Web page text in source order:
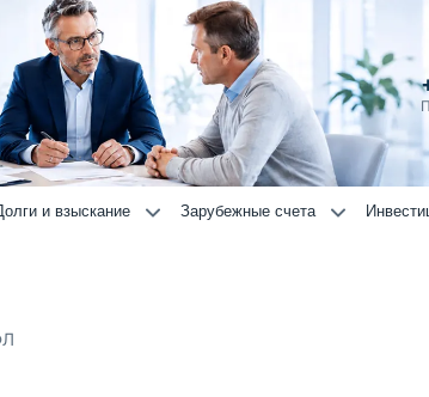
и взыскание Зарубежные счета